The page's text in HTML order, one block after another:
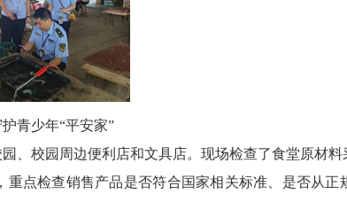
青少年“平安家”
校园周边便利店和文具店。现场检查了食堂原材料
重点检查销售产品是否符合国家相关标准、是否从正